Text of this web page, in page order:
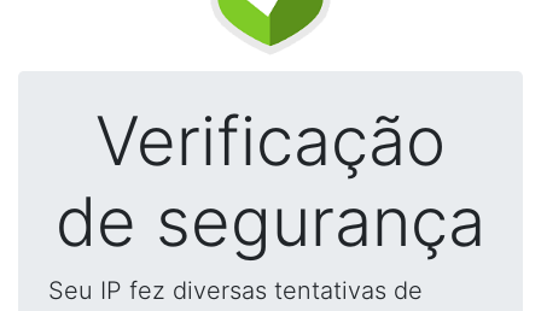
Verificação
de segurança
Seu IP fez diversas tentativas de